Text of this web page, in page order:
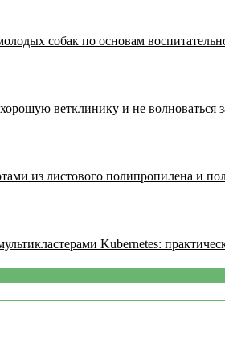
собак по основам
ветклинику и не волноваться
из листового полипропилена и
Kubernetes: